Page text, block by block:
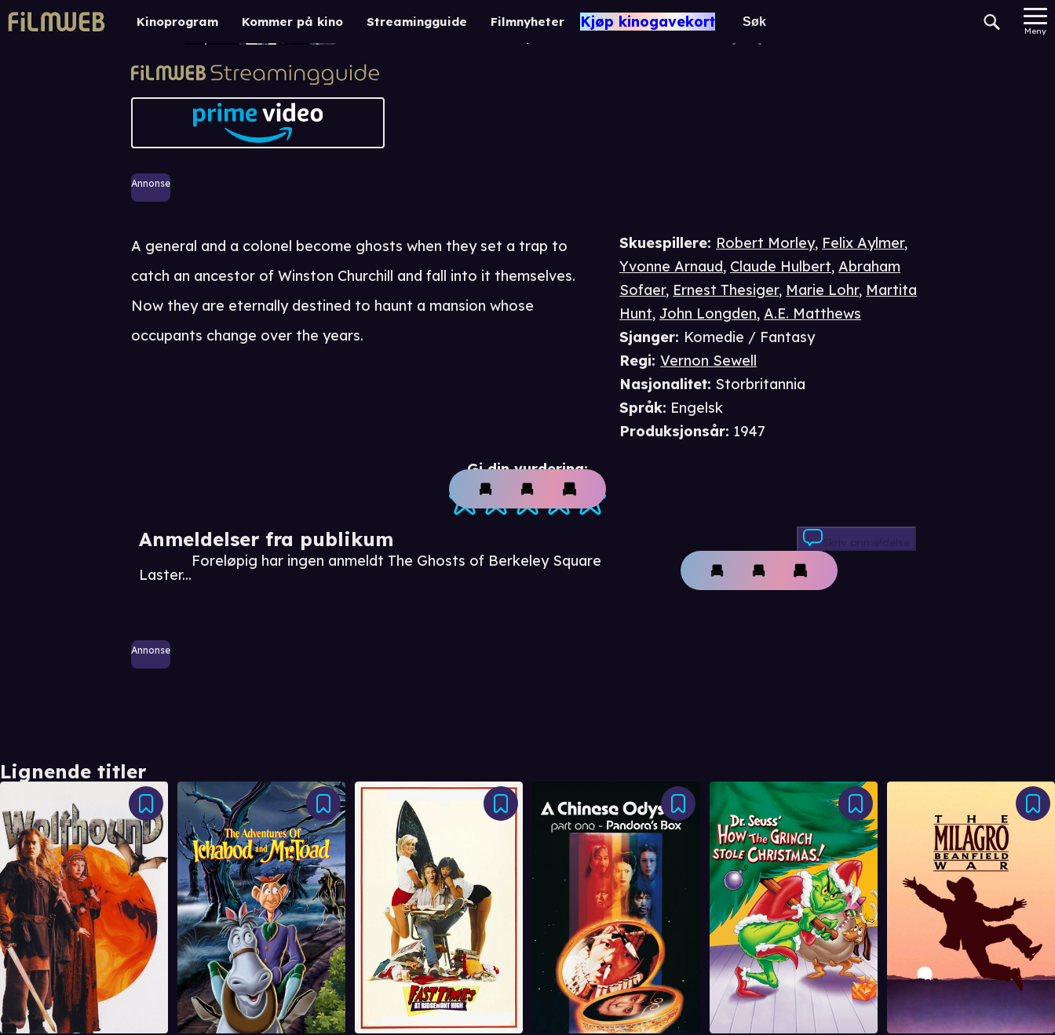
Kinoprogram Kommer på kino Streamingguide Filmnyheter Kjøp kinogavekort
Meny
Annonse
Gi din vurdering:
Anmeldelser fra publikum
Laster...
Foreløpig har ingen anmeldt The Ghosts of Berkeley Square
Skriv anmeldelse
Annonse
Skuespillere: Robert Morley, Felix Aylmer,
Yvonne Arnaud, Claude Hulbert,Abraham
Sofaer, Ernest Thesiger, Marie Lohr, Martita
Hunt,John Longden,A.E. Matthews
Sjanger: Komedie / Fantasy
Regi:Vernon Sewell
Nasjonalitet: Storbritannia
Språk: Engelsk
Produksjonsår: 1947
A general and a colonel become ghosts when they set a trap to
catch an ancestor of Winston Churchill and fall into it themselves.
Now they are eternally destined to haunt a mansion whose
occupants change over the years.
Lignende titler